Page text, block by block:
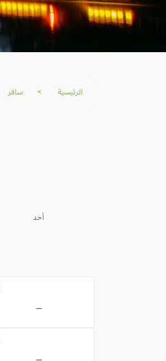
الرئيسية > سافر
أحد
-